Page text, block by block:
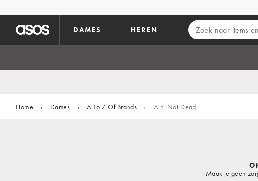
DAMES HEREN
Home › Dames › A To Z Of Brands › A.Y. Not Dead
Maak je geen